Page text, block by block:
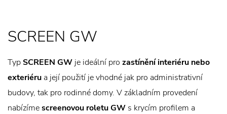
SCREEN GW
TypSCREEN GW je ideální pro zastínění interiéru nebo
exteriéru a její použití je vhodné jak pro administrativní
budovy, tak pro rodinné domy. V základním provedení
nabízímescreenovou roletu GW s krycím profilem a